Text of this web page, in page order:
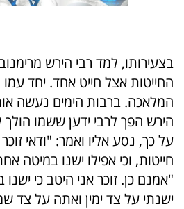
בצעירותו, למד רבי הירש
החייטות אצל חייט אחד. יחד
המלאכה. ברבות הימים נעשה
הירש הפך לרבי ידען ששמו
על כך, נסע אליו ואמר: "ודאי
חייטות, וכי אפילו ישנו במיטה
"אמנם כן. זוכר אני היטב כי
ישנתי על צד ימין ואתה על צד